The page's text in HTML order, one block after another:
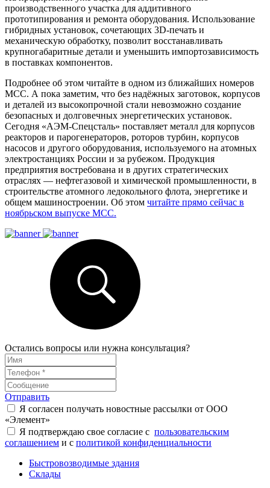
производственного участка для аддитивного
прототипирования и ремонта оборудования. Использование
гибридных установок, сочетающих 3D-печать и
механическую обработку, позволит восстанавливать
крупногабаритные детали и уменьшить импортозависимость
в поставках компонентов.
Подробнее об этом читайте в одном из ближайших номеров
МСС. А пока заметим, что без надёжных заготовок, корпусов
и деталей из высокопрочной стали невозможно создание
безопасных и долговечных энергетических установок.
Сегодня «АЭМ-Спецсталь» поставляет металл для корпусов
реакторов и парогенераторов, роторов турбин, корпусов
насосов и другого оборудования, используемого на атомных
электростанциях России и за рубежом. Продукция
предприятия востребована и в других стратегических
отраслях — нефтегазовой и химической промышленности, в
строительстве атомного ледокольного флота, энергетике и
общем машиностроении. Об этом читайте прямо сейчас в
ноябрьском выпуске МСС.
Остались вопросы или нужна консультация?
Отправить
Я согласен получать новостные рассылки от ООО
«Элемент»
Я подтверждаю свое согласие с пользовательским
соглашением и с политикой конфиденциальности
Быстровозводимые здания
Склады